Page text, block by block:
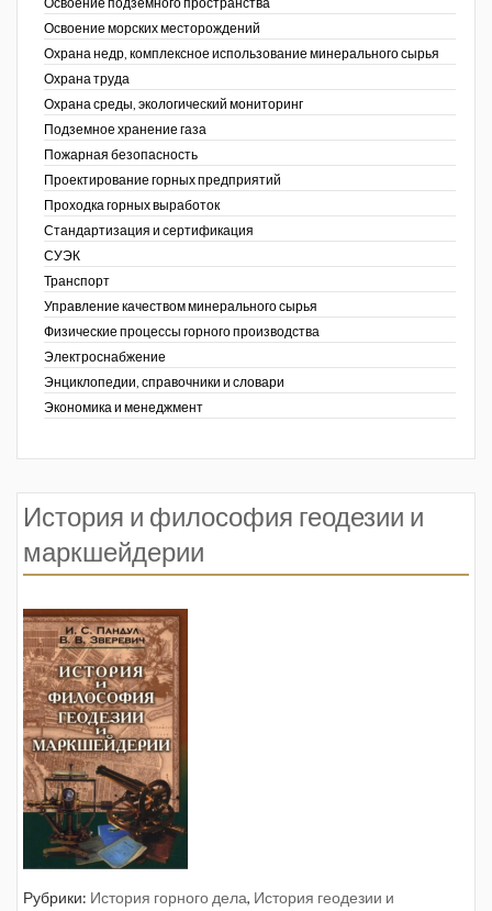
Освоение морских месторождений
Охрана недр, комплексное использование минерального сырья
Охрана труда
Охрана среды, экологический мониторинг
Подземное хранение газа
Пожарная безопасность
Проектирование горных предприятий
Проходка горных выработок
Стандартизация и сертификация
СУЭК
Транспорт
Управление качеством минерального сырья
Физические процессы горного производства
Электроснабжение
Энциклопедии, справочники и словари
Экономика и менеджмент
История и философия геодезии и
маркшейдерии
Рубрики: История горного дела, История геодезии и